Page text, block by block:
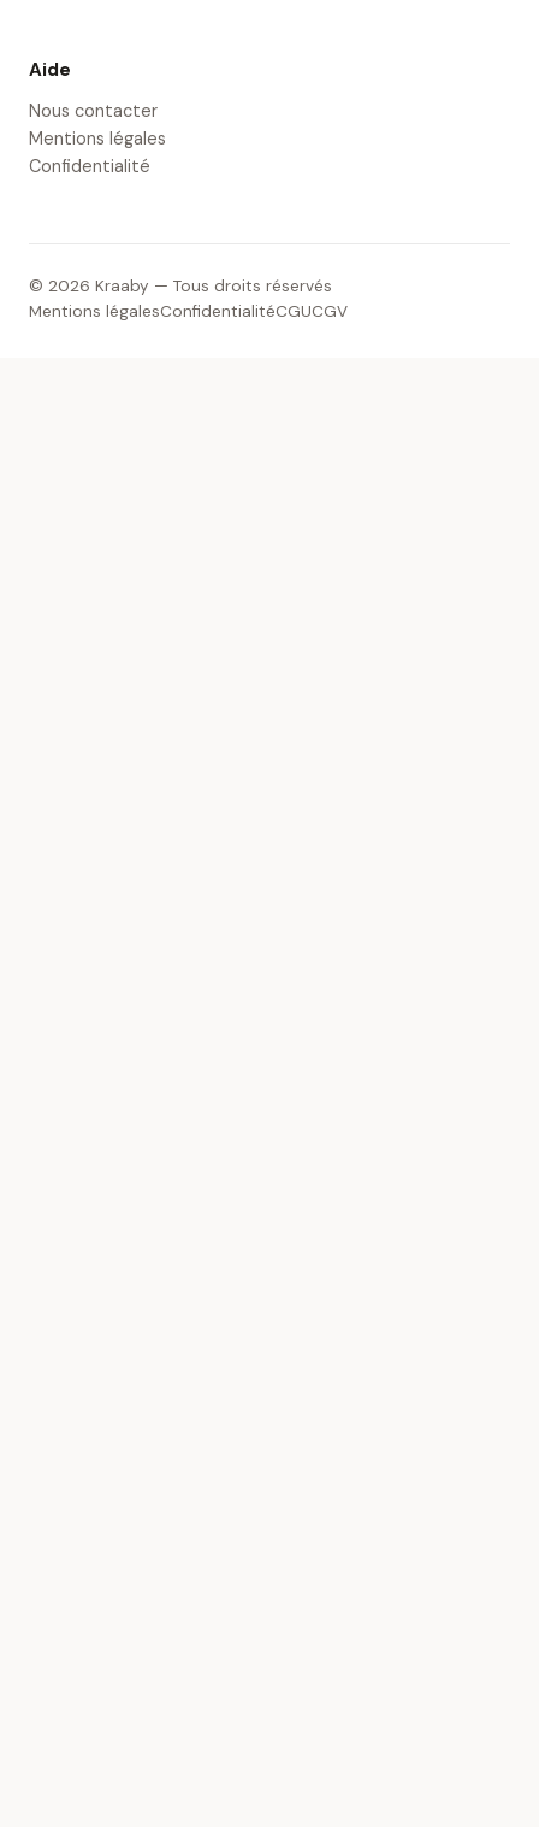
Aide
Nous contacter
Mentions légales
Confidentialité
© 2026 Kraaby — Tous droits réservés
Mentions légalesConfidentialitéCGUCGV